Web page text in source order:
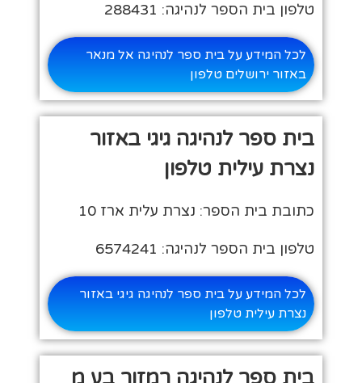
טלפון בית הספר לנהיגה: 288431
לכל המידע על בית ספר לנהיגה אל מנאר
באזור ירושלים טלפון
בית ספר לנהיגה גיגי באזור
נצרת עילית טלפון
כתובת בית הספר: נצרת עלית ארז 10
טלפון בית הספר לנהיגה: 6574241
לכל המידע על בית ספר לנהיגה גיגי באזור
נצרת עילית טלפון